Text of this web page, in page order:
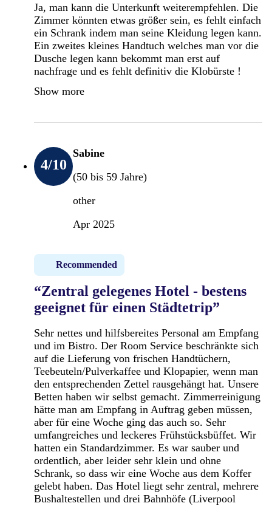
Ja, man kann die Unterkunft weiterempfehlen. Die
Zimmer könnten etwas größer sein, es fehlt einfach
ein Schrank indem man seine Kleidung legen kann.
Ein zweites kleines Handtuch welches man vor die
Dusche legen kann bekommt man erst auf
nachfrage und es fehlt definitiv die Klobürste !
Show more
4/10
Sabine
(50 bis 59 Jahre)
other
Apr 2025
Recommended
“Zentral gelegenes Hotel - bestens
geeignet für einen Städtetrip”
Sehr nettes und hilfsbereites Personal am Empfang
und im Bistro. Der Room Service beschränkte sich
auf die Lieferung von frischen Handtüchern,
Teebeuteln/Pulverkaffee und Klopapier, wenn man
den entsprechenden Zettel rausgehängt hat. Unsere
Betten haben wir selbst gemacht. Zimmerreinigung
hätte man am Empfang in Auftrag geben müssen,
aber für eine Woche ging das auch so. Sehr
umfangreiches und leckeres Frühstücksbüffet. Wir
hatten ein Standardzimmer. Es war sauber und
ordentlich, aber leider sehr klein und ohne
Schrank, so dass wir eine Woche aus dem Koffer
gelebt haben. Das Hotel liegt sehr zentral, mehrere
Bushaltestellen und drei Bahnhöfe (Liverpool